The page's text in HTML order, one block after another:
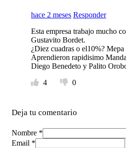
hace 2 meses Responder
Esta empresa trabajo mucho
Gustavito Bordet.
¿Diez cuadras o el10%? Mepa
Aprendieron rapidisimo
Diego Benedeto y Palito
4
0
Deja tu comentario
Nombre *
Email *